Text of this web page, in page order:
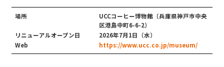
場所
UCCコーヒー博物館（兵庫県神戸市中央
区港島中町6-6-2）
リニューアルオープン日
2026年7月1日（水）
Web
https://www.ucc.co.jp/museum/